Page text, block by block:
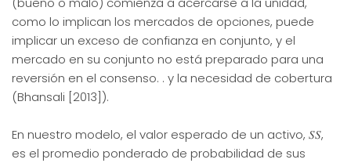
como lo implican los mercados de opciones, puede
implicar un exceso de confianza en conjunto, y el
mercado en su conjunto no está preparado para una
reversión en el consenso. . y la necesidad de cobertura
(Bhansali [2013]).
En nuestro modelo, el valor esperado de un activo, 𝑆𝑆,
es el promedio ponderado de probabilidad de sus